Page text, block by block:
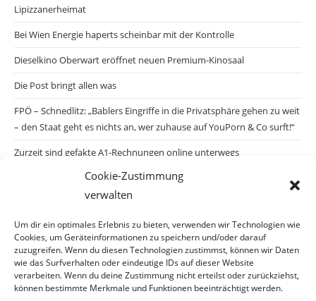
Cookie-Zustimmung
verwalten
Um dir ein optimales Erlebnis zu bieten, verwenden wir Technologien wie
Cookies, um Geräteinformationen zu speichern und/oder darauf
zuzugreifen. Wenn du diesen Technologien zustimmst, können wir Daten
wie das Surfverhalten oder eindeutige IDs auf dieser Website
verarbeiten. Wenn du deine Zustimmung nicht erteilst oder zurückziehst,
können bestimmte Merkmale und Funktionen beeinträchtigt werden.
Lipizzanerheimat
Bei Wien Energie haperts scheinbar mit der Kontrolle
Dieselkino Oberwart eröffnet neuen Premium-Kinosaal
Die Post bringt allen was
FPÖ – Schnedlitz: „Bablers Eingriffe in die Privatsphäre gehen zu weit
– den Staat geht es nichts an, wer zuhause auf YouPorn & Co surft!“
Zurzeit sind gefakte A1-Rechnungen online unterwegs
Salzburgs Juden und ihre Sicherheit: „Erst nach einem Anschlag wäre
die Gefahr endlich konkret!“
Biologisches Wunder in Ceuta
Ein vermeintliches Abschiebemärchen
Archiv